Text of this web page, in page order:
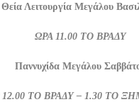
Θεία Λειτουργία Μεγάλου
ΩΡΑ 11.00 ΤΟ ΒΡΑΔΥ
Παννυχίδα Μεγάλου
12.00 ΤΟ ΒΡΑΔΥ – 1.30 ΤΟ